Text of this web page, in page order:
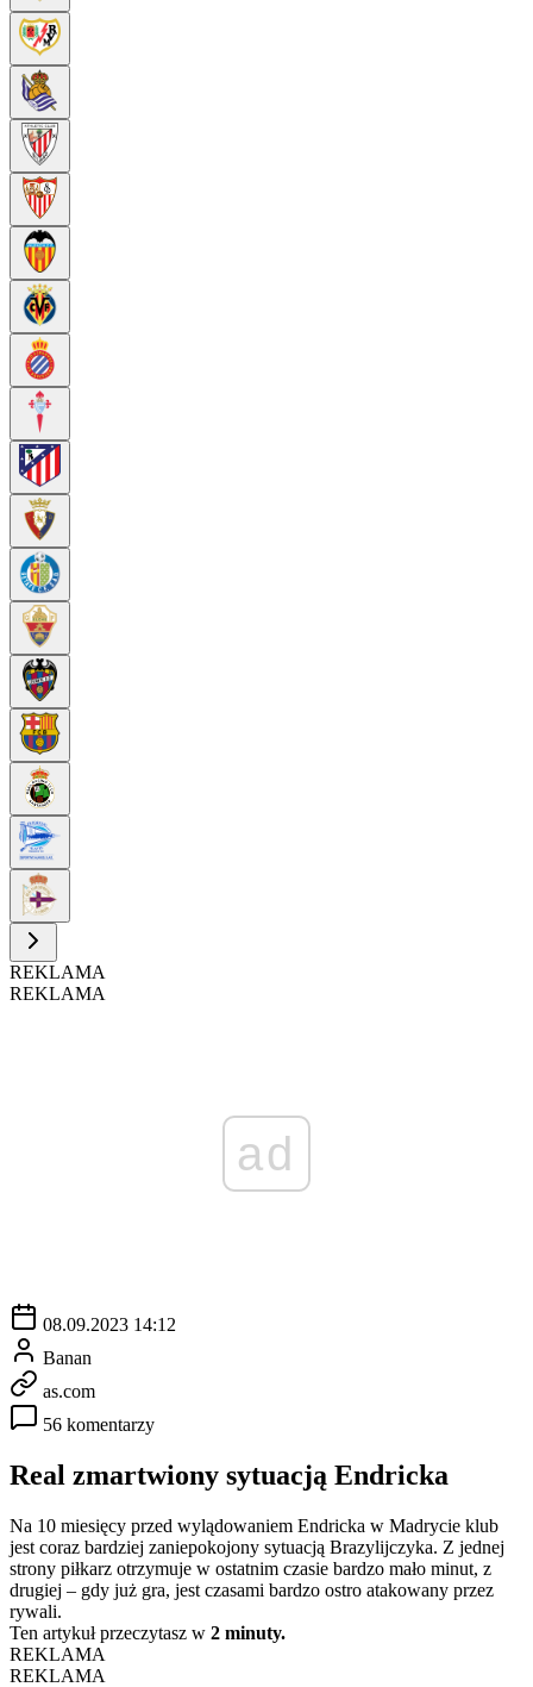
REKLAMA
REKLAMA
ad
08.09.2023 14:12
Banan
as.com
56 komentarzy
Real zmartwiony sytuacją Endricka
Na 10 miesięcy przed wylądowaniem Endricka w Madrycie klub
jest coraz bardziej zaniepokojony sytuacją Brazylijczyka. Z jednej
strony piłkarz otrzymuje w ostatnim czasie bardzo mało minut, z
drugiej – gdy już gra, jest czasami bardzo ostro atakowany przez
rywali.
Ten artykuł przeczytasz w 2 minuty.
REKLAMA
REKLAMA